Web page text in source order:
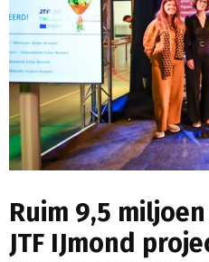
Ruim 9,5
JTF IJmond